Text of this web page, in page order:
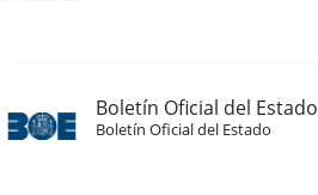
Boletín Oficial del Estado
Boletín Oficial del Estado